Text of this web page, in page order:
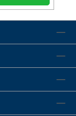
schützt die
auch nach
Oberfläche
Ideal